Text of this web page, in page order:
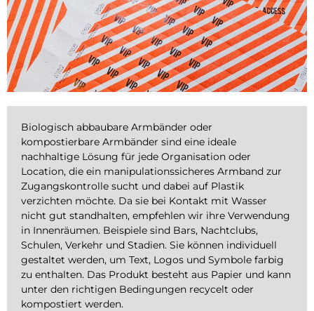
Biologisch abbaubare Armbänder oder
kompostierbare Armbänder sind eine ideale
nachhaltige Lösung für jede Organisation oder
Location, die ein manipulationssicheres Armband zur
Zugangskontrolle sucht und dabei auf Plastik
verzichten möchte. Da sie bei Kontakt mit Wasser
nicht gut standhalten, empfehlen wir ihre Verwendung
in Innenräumen. Beispiele sind Bars, Nachtclubs,
Schulen, Verkehr und Stadien. Sie können individuell
gestaltet werden, um Text, Logos und Symbole farbig
zu enthalten. Das Produkt besteht aus Papier und kann
unter den richtigen Bedingungen recycelt oder
kompostiert werden.